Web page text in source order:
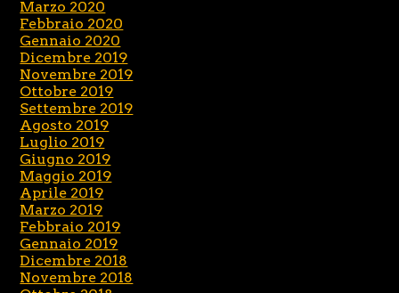
Marzo 2020
Febbraio 2020
Gennaio 2020
Dicembre 2019
Novembre 2019
Ottobre 2019
Settembre 2019
Agosto 2019
Luglio 2019
Giugno 2019
Maggio 2019
Aprile 2019
Marzo 2019
Febbraio 2019
Gennaio 2019
Dicembre 2018
Novembre 2018